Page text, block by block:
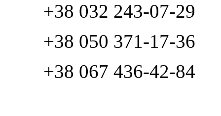
+38 032 243-07-29
+38 050 371-17-36
+38 067 436-42-84